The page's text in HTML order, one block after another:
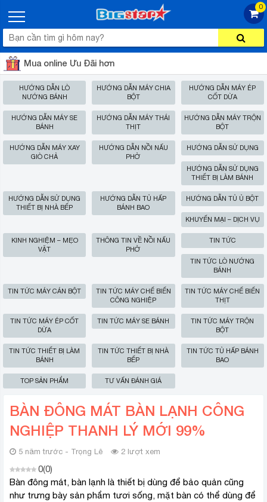
0
Mua online Ưu Đãi hơn
HƯỚNG DẪN LÒ
NƯỚNG BÁNH
HƯỚNG DẪN MÁY CHIA
BỘT
HƯỚNG DẪN MÁY ÉP
CỐT DỪA
HƯỚNG DẪN MÁY SE
BÁNH
HƯỚNG DẪN MÁY THÁI
THỊT
HƯỚNG DẪN MÁY TRỘN
BỘT
HƯỚNG DẪN MÁY XAY
GIÒ CHẢ
HƯỚNG DẪN NỒI NẤU
PHỞ
HƯỚNG DẪN SỬ DỤNG
HƯỚNG DẪN SỬ DỤNG
THIẾT BỊ LÀM BÁNH
HƯỚNG DẪN SỬ DỤNG
THIẾT BỊ NHÀ BẾP
HƯỚNG DẪN TỦ HẤP
BÁNH BAO
HƯỚNG DẪN TỦ Ủ BỘT
KHUYẾN MẠI – DỊCH VỤ
KINH NGHIỆM – MẸO
VẶT
THÔNG TIN VỀ NỒI NẤU
PHỞ
TIN TỨC
TIN TỨC LÒ NƯỚNG
BÁNH
TIN TỨC MÁY CÁN BỘT
TIN TỨC MÁY CHẾ BIẾN
CÔNG NGHIỆP
TIN TỨC MÁY CHẾ BIẾN
THỊT
TIN TỨC MÁY ÉP CỐT
DỪA
TIN TỨC MÁY SE BÁNH
TIN TỨC MÁY TRỘN
BỘT
TIN TỨC THIẾT BỊ LÀM
BÁNH
TIN TỨC THIẾT BỊ NHÀ
BẾP
TIN TỨC TỦ HẤP BÁNH
BAO
TOP SẢN PHẨM TƯ VẤN ĐÁNH GIÁ
BÀN ĐÔNG MÁT BÀN LẠNH CÔNG
NGHIỆP THANH LÝ MỚI 99%
5 năm trước - Trọng Lê 2 lượt xem
0(0)
Bàn đông mát, bàn lạnh là thiết bị dùng để bảo quản cũng
như trưng bày sản phẩm tươi sống, mặt bàn có thể dùng để